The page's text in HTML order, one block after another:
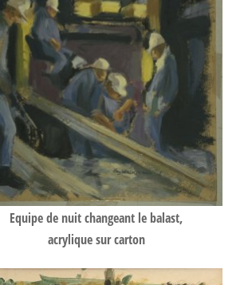
Equipe de nuit changeant le balast,
acrylique sur carton